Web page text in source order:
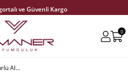
ve Güvenli Kargo
İçinde Kolay İade ve Değişim
0
Kedi Figürlü Altın Çocuk Bilekliği